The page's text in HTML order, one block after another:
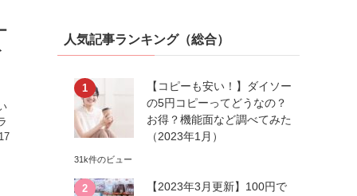
人気記事ランキング（総合）
【コピーも安い！】ダイソー
の5円コピーってどうなの？
お得？機能面など調べてみた
（2023年1月）
31k件のビュー
【2023年3月更新】100円で